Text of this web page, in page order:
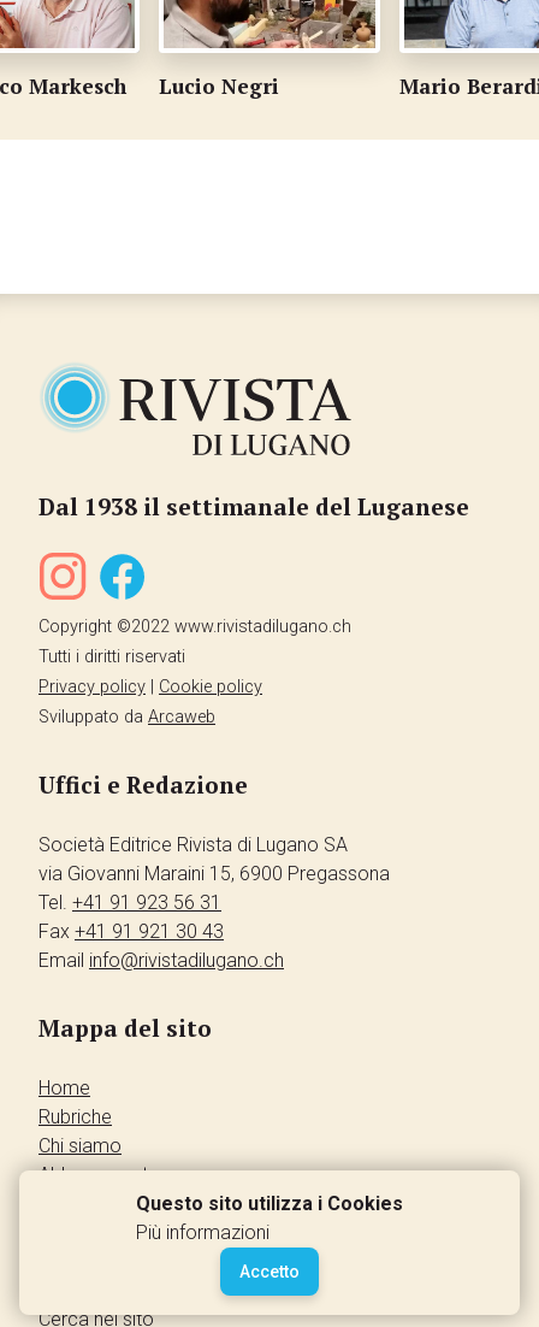
Markesch Lucio Negri Mario
Dal 1938 il settimanale del Luganese
Copyright ©2022 www.rivistadilugano.ch
Tutti i diritti riservati
Privacy policy
Cookie policy
Sviluppato da Arcaweb
Uffici e Redazione
Società Editrice Rivista di Lugano SA
via Giovanni Maraini 15, 6900 Pregassona
Tel. +41 91 923 56 31
Fax +41 91 921 30 43
Email info@rivistadilugano.ch
Mappa del sito
Home
Rubriche
Chi siamo
Abbonamento
Annunci dei lettori
Cerca nel sito
Questo sito utilizza i Cookies
Più informazioni
Accetto